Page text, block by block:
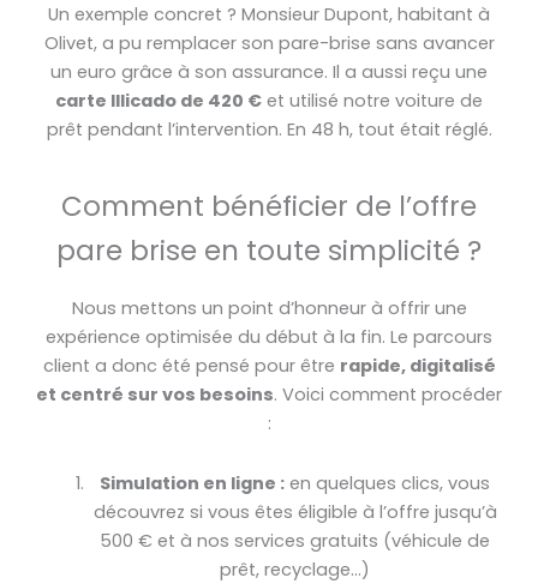
Un exemple concret ? Monsieur Dupont, habitant à
Olivet, a pu remplacer son pare-brise sans avancer
un euro grâce à son assurance. Il a aussi reçu une
carte Illicado de 420 € et utilisé notre voiture de
prêt pendant l’intervention. En 48 h, tout était réglé.
Comment bénéficier de l’offre
pare brise en toute simplicité ?
Nous mettons un point d’honneur à offrir une
expérience optimisée du début à la fin. Le parcours
client a donc été pensé pour être rapide, digitalisé
et centré sur vos besoins. Voici comment procéder
:
Simulation en ligne : en quelques clics, vous
découvrez si vous êtes éligible à l’offre jusqu’à
500 € et à nos services gratuits (véhicule de
prêt, recyclage…)